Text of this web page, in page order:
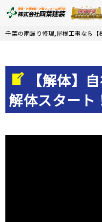
Skip
千葉の雨漏り修理,屋根工事なら【
【解体】
解体スタート